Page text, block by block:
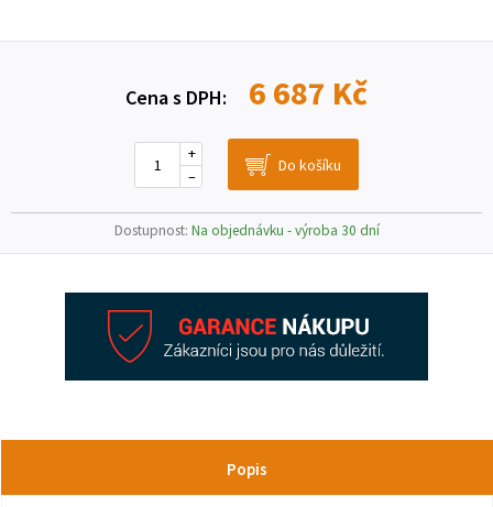
Cena s DPH: 6 687 Kč
–
+
Dostupnost: Na objednávku - výroba 30 dní
Popis